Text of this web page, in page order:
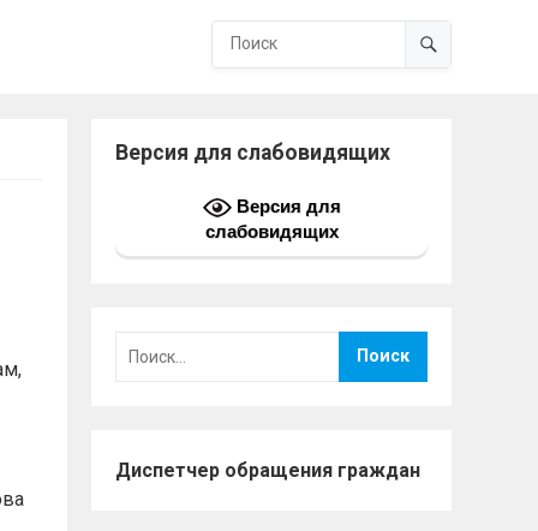
Версия для слабовидящих
Версия для
слабовидящих
Диспетчер обращения граждан